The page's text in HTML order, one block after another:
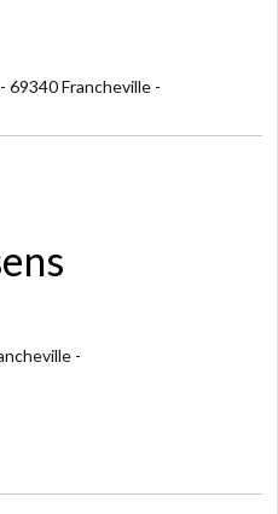
69340 Francheville -
-